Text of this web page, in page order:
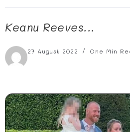
Keanu Reeves...
27 August 2022 One Min